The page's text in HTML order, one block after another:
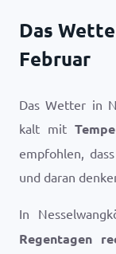
Das
Februar
Das Wetter in
kalt mit
empfohlen,
und daran
In
Regentagen